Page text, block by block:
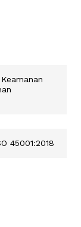
45001:2018